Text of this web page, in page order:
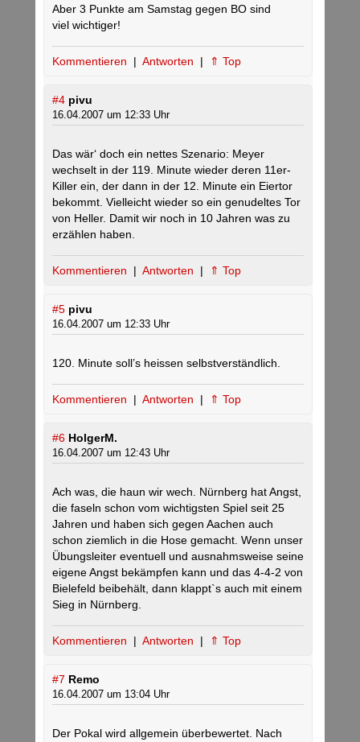
Aber 3 Punkte am Samstag gegen BO sind
viel wichtiger!
Kommentieren | Antworten | ⇑ Top
#4 pivu
16.04.2007 um 12:33 Uhr
Das wär‘ doch ein nettes Szenario: Meyer
wechselt in der 119. Minute wieder deren 11er-
Killer ein, der dann in der 12. Minute ein Eiertor
bekommt. Vielleicht wieder so ein genudeltes Tor
von Heller. Damit wir noch in 10 Jahren was zu
erzählen haben.
Kommentieren | Antworten | ⇑ Top
#5 pivu
16.04.2007 um 12:33 Uhr
120. Minute soll’s heissen selbstverständlich.
Kommentieren | Antworten | ⇑ Top
#6 HolgerM.
16.04.2007 um 12:43 Uhr
Ach was, die haun wir wech. Nürnberg hat Angst,
die faseln schon vom wichtigsten Spiel seit 25
Jahren und haben sich gegen Aachen auch
schon ziemlich in die Hose gemacht. Wenn unser
Übungsleiter eventuell und ausnahmsweise seine
eigene Angst bekämpfen kann und das 4-4-2 von
Bielefeld beibehält, dann klappt`s auch mit einem
Sieg in Nürnberg.
Kommentieren | Antworten | ⇑ Top
#7 Remo
16.04.2007 um 13:04 Uhr
Der Pokal wird allgemein überbewertet. Nach